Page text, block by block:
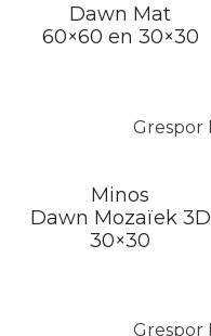
Dawn Mat
60×60 en 30×30
Minos
Dawn Mozaïek 3D
30×30